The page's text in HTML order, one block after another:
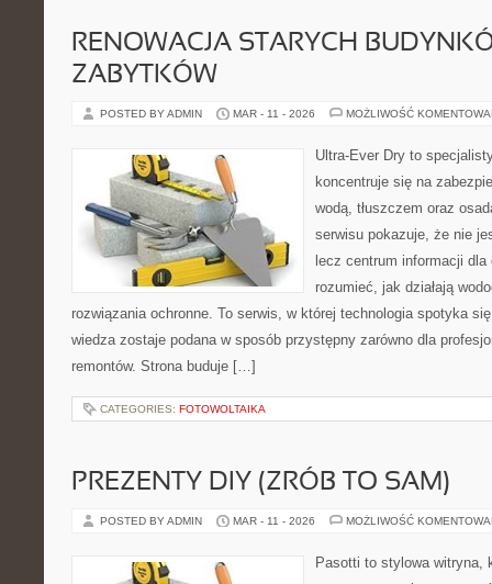
RENOWACJA STARYCH
ZABYTKÓW
POSTED BY ADMIN MAR - 11 - 2026 MOŻLIWOŚĆ
Ultra-Ever Dry to
koncentruje się na
wodą, tłuszczem oraz
serwisu pokazuje, że nie
lecz centrum informacji
rozumieć, jak działają
rozwiązania ochronne. To serwis, w której technologia spotyka
wiedza zostaje podana w sposób przystępny zarówno dla
remontów. Strona buduje […]
CATEGORIES: FOTOWOLTAIKA
PREZENTY DIY (ZRÓB TO SAM)
POSTED BY ADMIN MAR - 11 - 2026 MOŻLIWOŚĆ
Pasotti to stylowa witryna,